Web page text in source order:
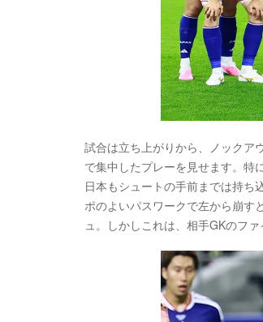
試合は立ち上がりから、ノックア
で集中したプレーを見せます。特
日本もシュートの手前までは持ち
ポのよいパスワークで左から崩す
ュ。しかしこれは、相手GKのファ